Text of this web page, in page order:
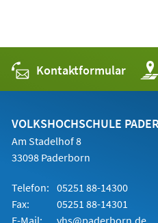
dieses
Feld
leer.
Kontaktformular
in
VOLKSHOCHSCHULE
Am Stadelhof 8
33098 Paderborn
Telefon: 05251 88-14300
Fax:
05251 88-14301
E-Mail:
vhs@paderborn.de